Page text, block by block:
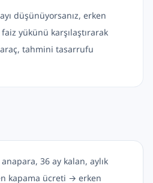
düşünüyorsanız, erken
yükünü karşılaştırarak
tahmini tasarrufu
36 ay kalan, aylık
kapama ücreti → erken